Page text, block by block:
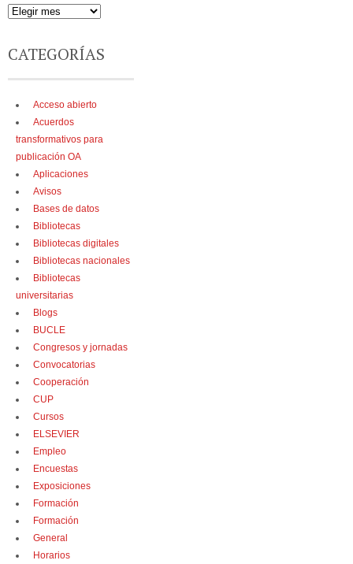
CATEGORÍAS
Acceso abierto
Acuerdos
transformativos para
publicación OA
Aplicaciones
Avisos
Bases de datos
Bibliotecas
Bibliotecas digitales
Bibliotecas nacionales
Bibliotecas
universitarias
Blogs
BUCLE
Congresos y jornadas
Convocatorias
Cooperación
CUP
Cursos
ELSEVIER
Empleo
Encuestas
Exposiciones
Formación
Formación
General
Horarios